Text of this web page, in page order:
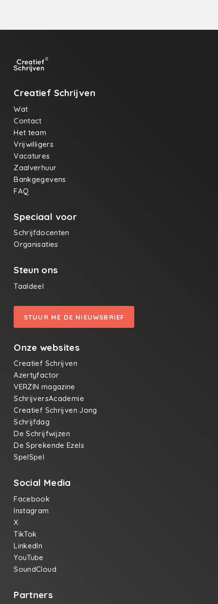
Creatief Schrijven
Wat
Contact
Het team
Vrijwilligers
Vacatures
Zaalverhuur
Bankgegevens
FAQ
Speciaal voor
Schrijfdocenten
Organisaties
Steun ons
Taaldeel
STUUR ME DE NIEUWSBRIEF
Onze websites
Creatief Schrijven
Azertyfactor
VERZIN magazine
SchrijversAcademie
Creatief Schrijven Jong
Schrijfdag
De Schrijfwijzen
De Sprekende Ezels
SpelSpel
Social Media
Facebook
Instagram
X
TikTok
LinkedIn
YouTube
SoundCloud
Partners